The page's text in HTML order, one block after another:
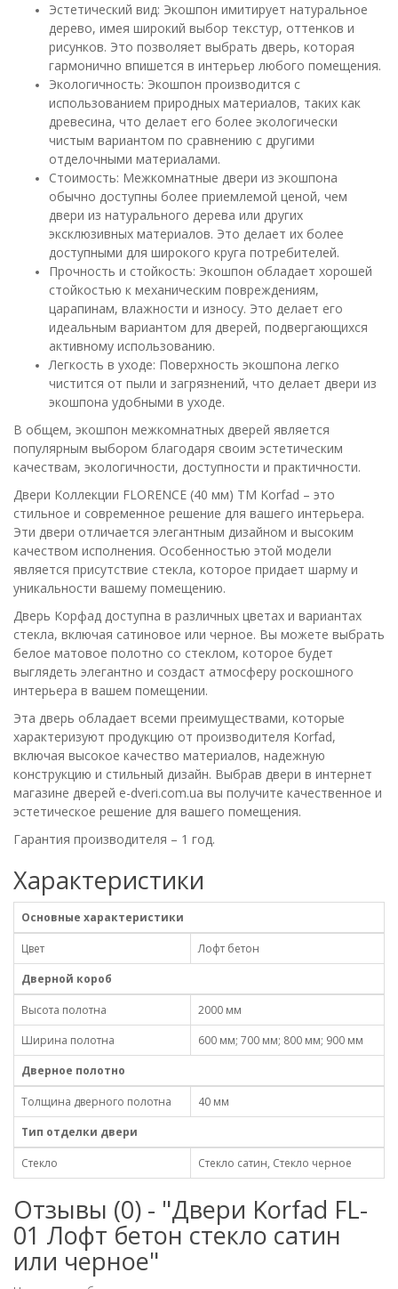
Эстетический вид: Экошпон имитирует натуральное
дерево, имея широкий выбор текстур, оттенков и
рисунков. Это позволяет выбрать дверь, которая
гармонично впишется в интерьер любого помещения.
Экологичность: Экошпон производится с
использованием природных материалов, таких как
древесина, что делает его более экологически
чистым вариантом по сравнению с другими
отделочными материалами.
Стоимость: Межкомнатные двери из экошпона
обычно доступны более приемлемой ценой, чем
двери из натурального дерева или других
эксклюзивных материалов. Это делает их более
доступными для широкого круга потребителей.
Прочность и стойкость: Экошпон обладает хорошей
стойкостью к механическим повреждениям,
царапинам, влажности и износу. Это делает его
идеальным вариантом для дверей, подвергающихся
активному использованию.
Легкость в уходе: Поверхность экошпона легко
чистится от пыли и загрязнений, что делает двери из
экошпона удобными в уходе.
В общем, экошпон межкомнатных дверей является
популярным выбором благодаря своим эстетическим
качествам, экологичности, доступности и практичности.
Двери Коллекции FLORENCE (40 мм) ТМ Korfad – это
стильное и современное решение для вашего интерьера.
Эти двери отличается элегантным дизайном и высоким
качеством исполнения. Особенностью этой модели
является присутствие стекла, которое придает шарму и
уникальности вашему помещению.
Дверь Корфад доступна в различных цветах и вариантах
стекла, включая сатиновое или черное. Вы можете выбрать
белое матовое полотно со стеклом, которое будет
выглядеть элегантно и создаст атмосферу роскошного
интерьера в вашем помещении.
Эта дверь обладает всеми преимуществами, которые
характеризуют продукцию от производителя Korfad,
включая высокое качество материалов, надежную
конструкцию и стильный дизайн. Выбрав двери в интернет
магазине дверей e-dveri.com.ua вы получите качественное и
эстетическое решение для вашего помещения.
Гарантия производителя – 1 год.
Характеристики
Основные характеристики
Цвет
Лофт бетон
Дверной короб
Высота полотна
2000 мм
Ширина полотна
600 мм; 700 мм; 800 мм; 900 мм
Дверное полотно
Толщина дверного полотна
40 мм
Тип отделки двери
Стекло Стекло сатин, Стекло черное
Отзывы (0) - "Двери Korfad FL-
01 Лофт бетон стекло сатин
или черное"